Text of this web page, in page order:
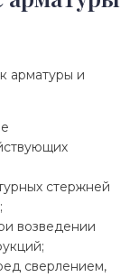
арматуры и
стержней
возведении
сверлением,